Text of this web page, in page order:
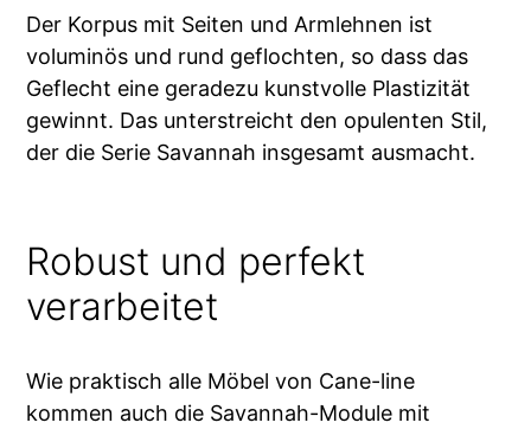
Der Korpus mit Seiten und Armlehnen ist
voluminös und rund geflochten, so dass das
Geflecht eine geradezu kunstvolle Plastizität
gewinnt. Das unterstreicht den opulenten Stil,
der die Serie Savannah insgesamt ausmacht.
Robust und perfekt
verarbeitet
Wie praktisch alle Möbel von Cane-line
kommen auch die Savannah-Module mit